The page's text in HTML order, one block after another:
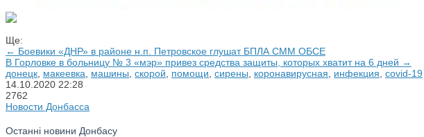
Ще:
← Боевики «ДНР» в районе н.п. Петровское глушат БПЛА СММ ОБСЕ
В Горловке в больницу № 3 «мэр» привез средства защиты, которых хватит на 6 дней →
донецк, макеевка, машины, скорой, помощи, сирены, коронавирусная, инфекция, covid-19
14.10.2020 22:28
2762
Новости Донбасса
Останні новини Донбасу